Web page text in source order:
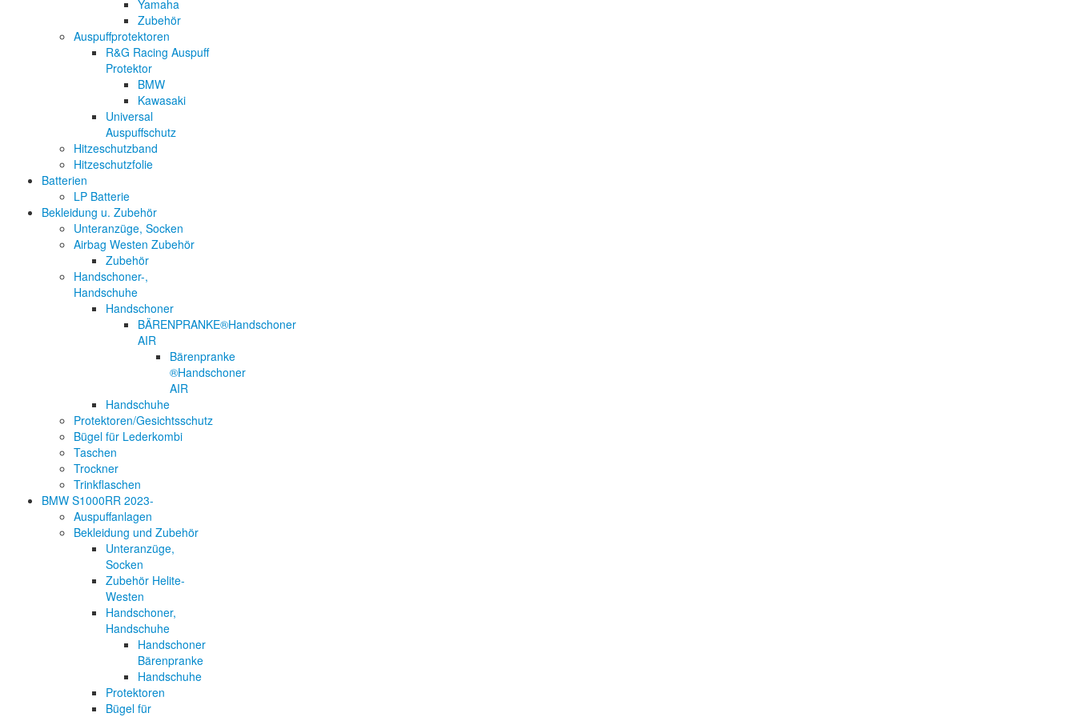
Yamaha
Zubehör
Auspuffprotektoren
R&G Racing Auspuff
Protektor
BMW
Kawasaki
Universal
Auspuffschutz
Hitzeschutzband
Hitzeschutzfolie
Batterien
LP Batterie
Bekleidung u. Zubehör
Unteranzüge, Socken
Airbag Westen Zubehör
Zubehör
Handschoner-,
Handschuhe
Handschoner
BÄRENPRANKE®Handschoner
AIR
Bärenpranke
®Handschoner
AIR
Handschuhe
Protektoren/Gesichtsschutz
Bügel für Lederkombi
Taschen
Trockner
Trinkflaschen
BMW S1000RR 2023-
Auspuffanlagen
Bekleidung und Zubehör
Unteranzüge,
Socken
Zubehör Helite-
Westen
Handschoner,
Handschuhe
Handschoner
Bärenpranke
Handschuhe
Protektoren
Bügel für